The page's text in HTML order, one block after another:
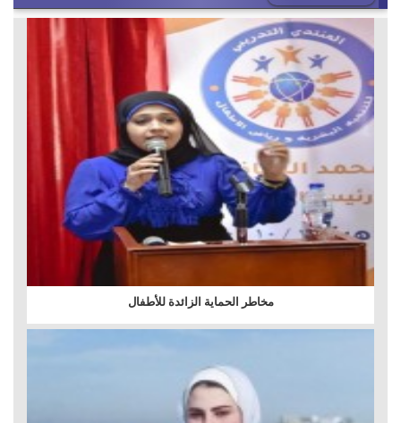
مخاطر الحماية الزائدة للأطفال